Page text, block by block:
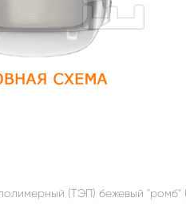
(ТЭП) бежевый "ромб"